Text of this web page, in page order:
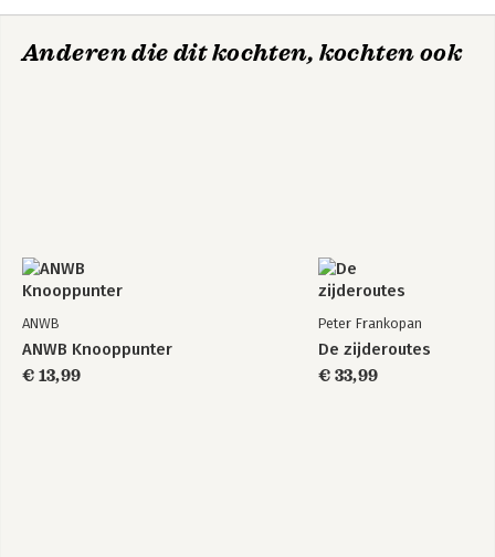
Anderen die dit kochten, kochten ook
ANWB
ANWB Knooppunter
€ 13,99
Peter Frankopan
De zijderoutes
€ 33,99